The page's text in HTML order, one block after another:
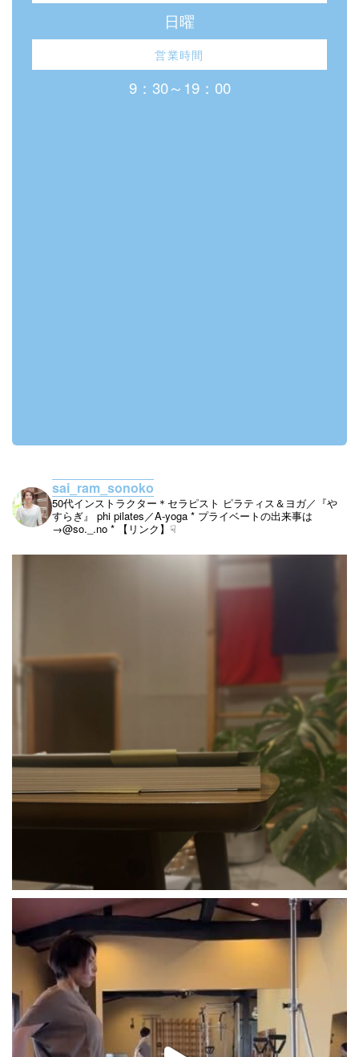
日曜
営業時間
9：30～19：00
sai_ram_sonoko
50代インストラクター＊セラピスト ピラティス＆ヨガ／『や
すらぎ』
phi pilates／A-yoga * プライベートの出来事は
→@so._.no * 【リンク】☟